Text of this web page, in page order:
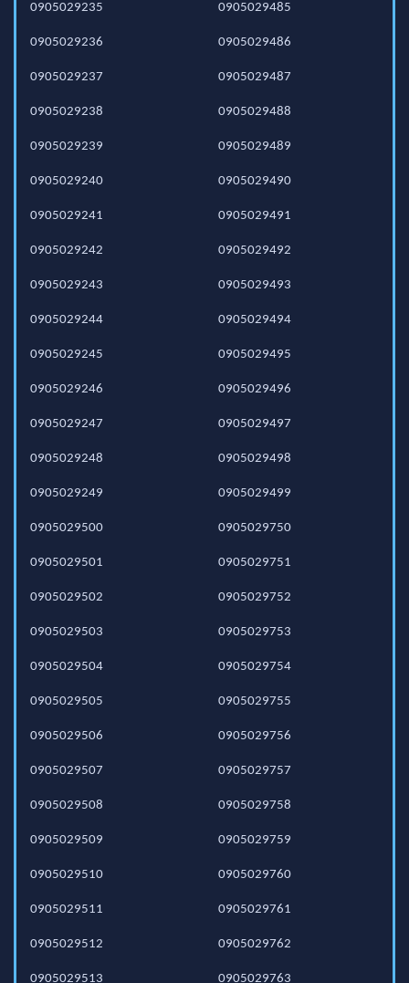
0905029235
0905029236
0905029237
0905029238
0905029239
0905029240
0905029241
0905029242
0905029243
0905029244
0905029245
0905029246
0905029247
0905029248
0905029249
0905029485
0905029486
0905029487
0905029488
0905029489
0905029490
0905029491
0905029492
0905029493
0905029494
0905029495
0905029496
0905029497
0905029498
0905029499
0905029500
0905029501
0905029502
0905029503
0905029504
0905029505
0905029506
0905029507
0905029508
0905029509
0905029510
0905029511
0905029512
0905029513
0905029750
0905029751
0905029752
0905029753
0905029754
0905029755
0905029756
0905029757
0905029758
0905029759
0905029760
0905029761
0905029762
0905029763